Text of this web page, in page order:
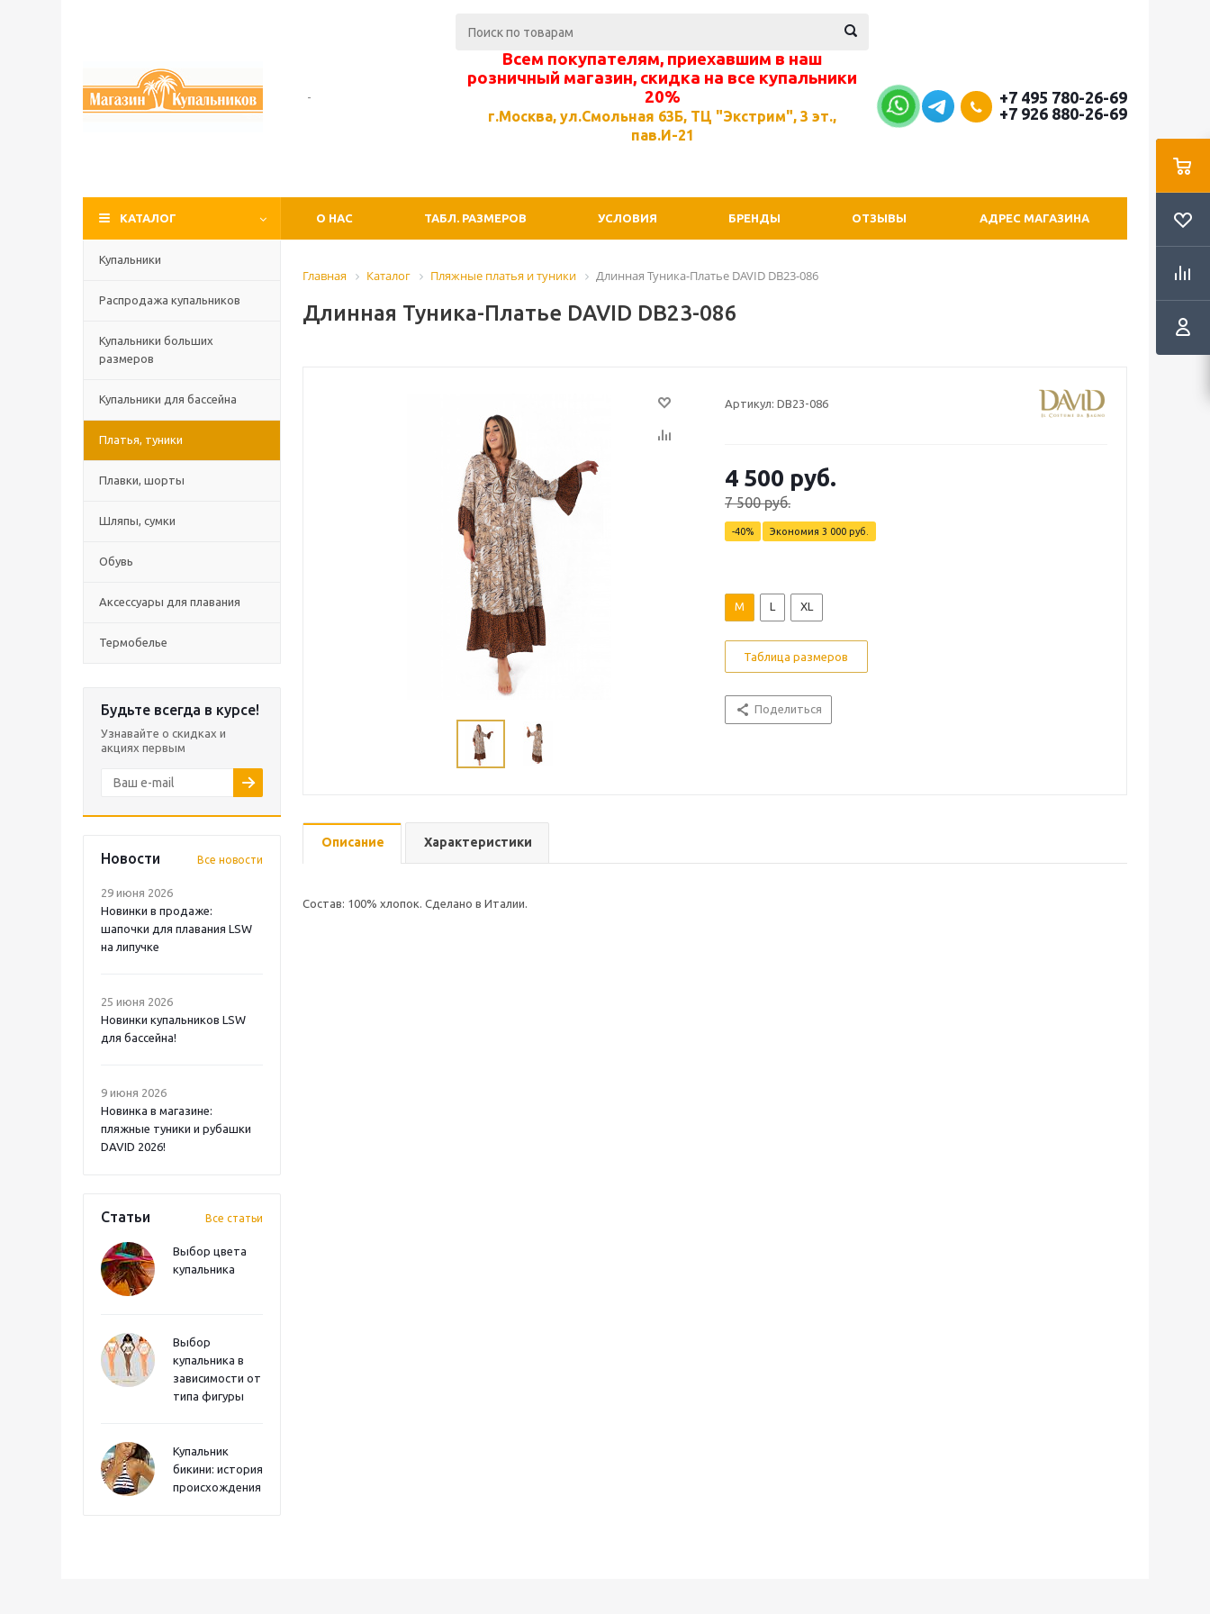
-
Всем покупателям, приехавшим в наш
розничный магазин, скидка на все купальники
20%
г.Москва, ул.Смольная 63Б, ТЦ "Экстрим", 3 эт.,
пав.И-21
+7 495 780-26-69
+7 926 880-26-69
КАТАЛОГ О НАС ТАБЛ. РАЗМЕРОВ УСЛОВИЯ БРЕНДЫ ОТЗЫВЫ АДРЕС МАГАЗИНА
Купальники
Распродажа купальников
Купальники больших
размеров
Купальники для бассейна
Платья, туники
Плавки, шорты
Шляпы, сумки
Обувь
Аксессуары для плавания
Термобелье
Будьте всегда в курсе!
Узнавайте о скидках и
акциях первым
Новости Все новости
29 июня 2026
Новинки в продаже:
шапочки для плавания LSW
на липучке
25 июня 2026
Новинки купальников LSW
для бассейна!
9 июня 2026
Новинка в магазине:
пляжные туники и рубашки
DAVID 2026!
Статьи Все статьи
Выбор цвета
купальника
Выбор
купальника в
зависимости от
типа фигуры
Купальник
бикини: история
происхождения
Главная Каталог Пляжные платья и туники Длинная Туника-Платье DAVID DB23-086
Длинная Туника-Платье DAVID DB23-086
Артикул: DB23-086
4 500 руб.
7 500 руб.
-40% Экономия 3 000 руб.
M L XL
Таблица размеров
Поделиться
Описание Характеристики
Состав: 100% хлопок. Сделано в Италии.